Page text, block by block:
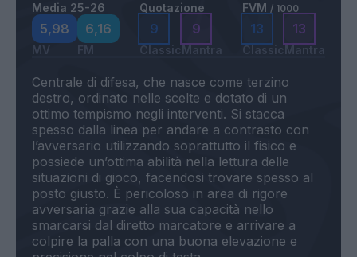
Media 25-26
5,98
MV
6,16
FM
Quotazione
9
Classic
9
Mantra
FVM / 1000
13
Classic
13
Mantra
Centrale di difesa, che nasce come terzino
destro, ordinato nelle scelte e dotato di un
ottimo tempismo negli interventi. Si stacca
spesso dalla linea per andare a contrasto con
l’avversario utilizzando soprattutto il fisico e
possiede un’ottima abilità nella lettura delle
situazioni di gioco, facendosi trovare spesso al
posto giusto. È pericoloso in area di rigore
avversaria grazie alla sua capacità nello
smarcarsi dal diretto marcatore e arrivare a
colpire la palla con una buona elevazione e